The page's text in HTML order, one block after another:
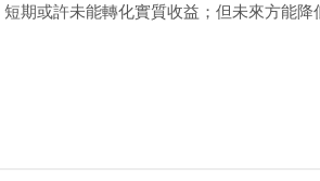
期或許未能轉化實質收益；但未來方能降